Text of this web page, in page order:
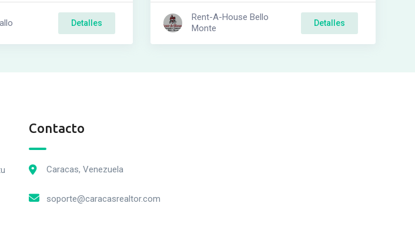
Detalles
Rent-A-House Bello
Monte
Detalles
Contacto
Caracas, Venezuela
soporte@caracasrealtor.com